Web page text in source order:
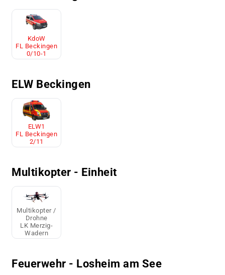
KdoW
FL Beckingen
0/10-1
ELW Beckingen
ELW1
FL Beckingen
2/11
Multikopter - Einheit
Multikopter /
Drohne
LK Merzig-
Wadern
Feuerwehr - Losheim am See